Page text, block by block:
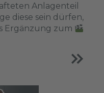
Anlagenteil
diese sein dürfen,
Ergänzung zum